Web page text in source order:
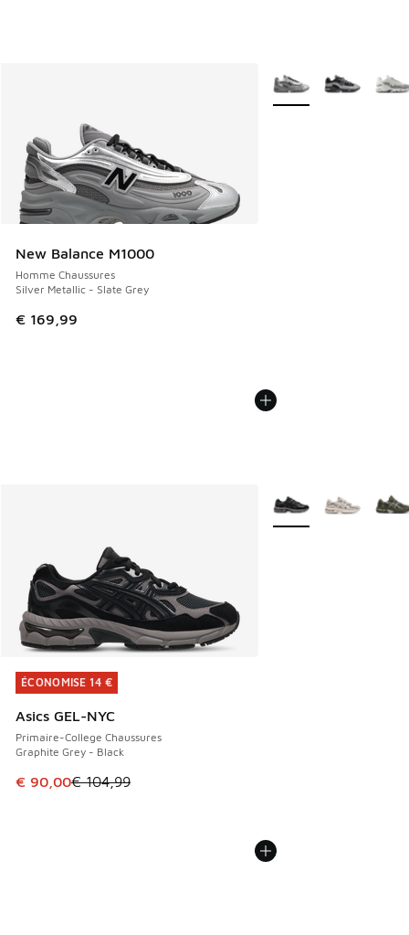
New Balance M1000
Homme Chaussures
Silver Metallic - Slate Grey
€ 169,99
Plus de couleurs
ÉCONOMISE 14 €
Asics GEL-NYC
Primaire-College Chaussures
Graphite Grey - Black
Cet article est en promotion. Prix en baisse de € 104,99 à
€ 90,00€ 104,99
ÉCONOMISE 14 €
Plus de couleurs